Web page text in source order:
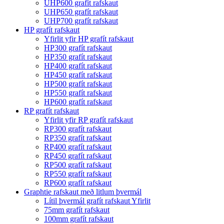
UHP600 grafít rafskaut
UHP650 grafít rafskaut
UHP700 grafít rafskaut
HP grafít rafskaut
Yfirlit yfir HP grafít rafskaut
HP300 grafít rafskaut
HP350 grafít rafskaut
HP400 grafít rafskaut
HP450 grafít rafskaut
HP500 grafít rafskaut
HP550 grafít rafskaut
HP600 grafít rafskaut
RP grafít rafskaut
Yfirlit yfir RP grafít rafskaut
RP300 grafít rafskaut
RP350 grafít rafskaut
RP400 grafít rafskaut
RP450 grafít rafskaut
RP500 grafít rafskaut
RP550 grafít rafskaut
RP600 grafít rafskaut
Graphtie rafskaut með litlum þvermál
Lítil þvermál grafít rafskaut Yfirlit
75mm grafít rafskaut
100mm grafít rafskaut